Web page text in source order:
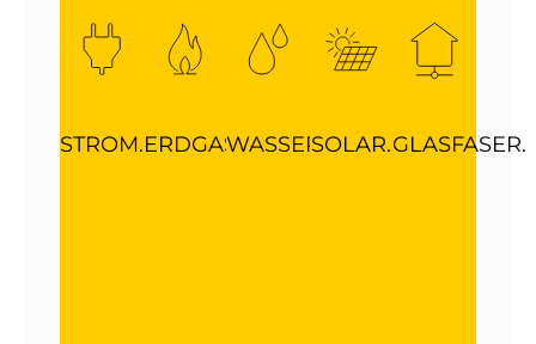
STROM.ERDGAS.WASSER.SOLAR.GLASFASER.